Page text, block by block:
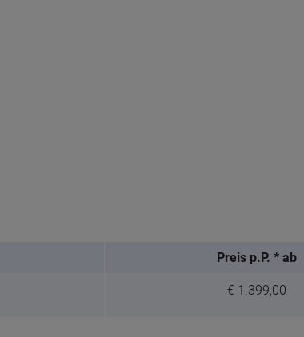
Preis p.P. * ab
€ 1.399,00